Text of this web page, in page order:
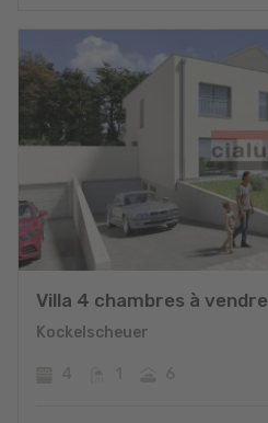
Villa 4 chambres à vendre
Kockelscheuer